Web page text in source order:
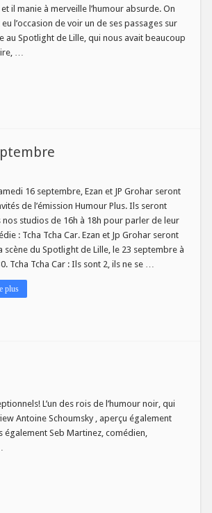
il manie à merveille l’humour absurde. On
eu l’occasion de voir un de ses passages sur
au Spotlight de Lille, qui nous avait beaucoup
…
16 septembre, Ezan et JP Grohar seront
de l’émission Humour Plus. Ils seront
nos studios de 16h à 18h pour parler de leur
: Tcha Tcha Car. Ezan et Jp Grohar seront
scène du Spotlight de Lille, le 23 septembre à
Tcha Tcha Car : Ils sont 2, ils ne se …
plus
L’un des rois de l’humour noir, qui
Antoine Schoumsky , aperçu également
également Seb Martinez, comédien,